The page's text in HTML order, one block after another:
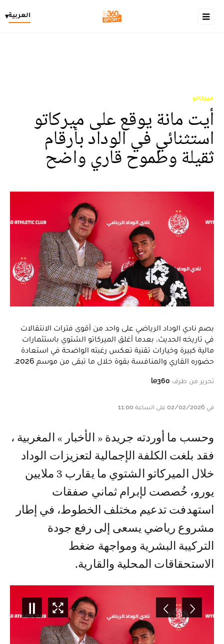
العربية▾
ميركاتو
أيت مانة يوقع على ميركاتو
استثنائي في الوداد بأرقام
ثقيلة وطموح قاري واضح
بصم نادي الوداد الرياضي على واحد من أقوى فترات الانتقالات
في تاريخه الحديث، بعدما أغلق الميركاتو الشتوي باستثمارات
مالية كبيرة وخيارات تقنية تعكس رغبته الواضحة في استعادة
حضوره القاري والمنافسة بقوة خلال ما تبقى من موسم 2026.
تحرير من طرف le360
في 02/02/2026 على الساعة 11:00
وحسب ما أوردته جريدة « الأخبار » المغربية ،
فقد بلغت الكلفة الإجمالية لتعزيزات الوداد
خلال الميركاتو الشتوي ما يقارب 3 ملايين
يورو، خُصصت لإبرام ثماني صفقات
استهدفت تدعيم مختلف الخطوط، في إطار
مشروع رياضي يسعى إلى رفع جودة
التركيبة البشرية ومواجهة ضغط
الاستحقاقات المحلية والقارية.